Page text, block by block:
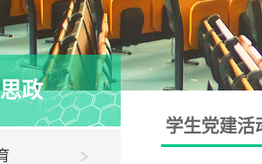
政
学生党建活